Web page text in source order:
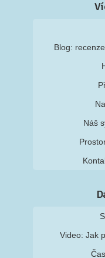
Blog:
Náš
Video: Jak